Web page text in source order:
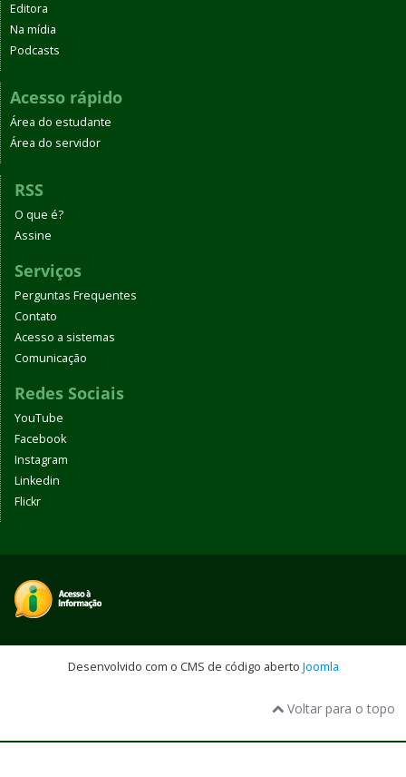
Editora
Na mídia
Podcasts
Acesso rápido
Área do estudante
Área do servidor
RSS
O que é?
Assine
Serviços
Perguntas Frequentes
Contato
Acesso a sistemas
Comunicação
Redes Sociais
YouTube
Facebook
Instagram
Linkedin
Flickr
Desenvolvido com o CMS de código aberto Joomla
Voltar para o topo